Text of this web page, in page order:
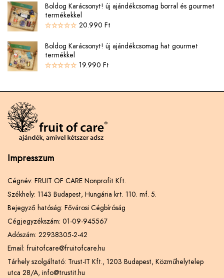
Boldog Karácsonyt! új ajándékcsomag borral és gourmet
termékekkel
20.990 Ft
Boldog Karácsonyt! új ajándékcsomag hat gourmet
termékkel
19.990 Ft
Impresszum
Cégnév: FRUIT OF CARE Nonprofit Kft.
Székhely: 1143 Budapest, Hungária krt. 110. mf. 5.
Bejegyző hatóság: Fővárosi Cégbíróság
Cégjegyzékszám: 01-09-945567
Adószám: 22938305-2-42
Email: fruitofcare@fruitofcare.hu
Tárhely szolgáltató: Trust-IT Kft., 1203 Budapest, Közműhelytelep
utca 28/A, info@trustit.hu